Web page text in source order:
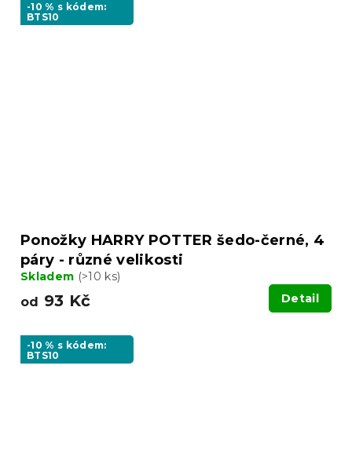
-10 % s kódem:
BTS10
Ponožky HARRY POTTER šedo-černé, 4
páry - různé velikosti
Skladem (>10 ks)
od 93 Kč Detail
-10 % s kódem:
BTS10